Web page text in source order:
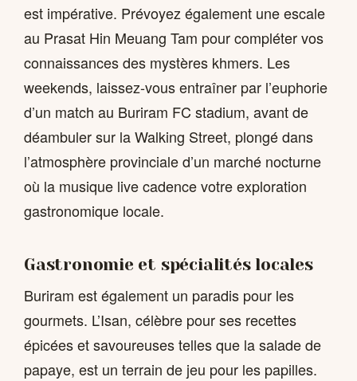
est impérative. Prévoyez également une escale
au Prasat Hin Meuang Tam pour compléter vos
connaissances des mystères khmers. Les
weekends, laissez-vous entraîner par l’euphorie
d’un match au Buriram FC stadium, avant de
déambuler sur la Walking Street, plongé dans
l’atmosphère provinciale d’un marché nocturne
où la musique live cadence votre exploration
gastronomique locale.
Gastronomie et spécialités locales
Buriram est également un paradis pour les
gourmets. L’Isan, célèbre pour ses recettes
épicées et savoureuses telles que la salade de
papaye, est un terrain de jeu pour les papilles.